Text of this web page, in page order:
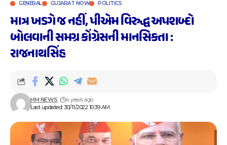
GENERAL GUJARAT NOW POLITICS
માત્ર ખડગે જ નહીં, પીએમ વિરુદ્ધ અપશબ્દો
બોલવાની સમગ્ર કોંગ્રેસની માનસિકતા :
રાજનાથસિંહ
Last updated: 30/11/2022 10:39 AM
HM NEWS 4 years ago